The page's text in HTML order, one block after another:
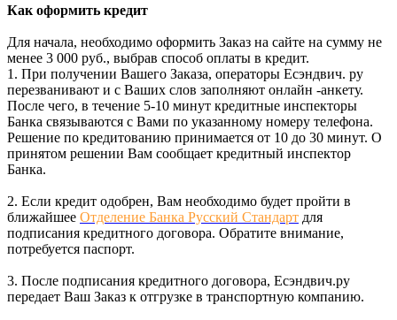
Как оформить кредит
Для начала, необходимо оформить Заказ на сайте на сумму не
менее 3 000 руб., выбрав способ оплаты в кредит.
1. При получении Вашего Заказа, операторы Есэндвич. ру
перезванивают и с Ваших слов заполняют онлайн -анкету.
После чего, в течение 5-10 минут кредитные инспекторы
Банка связываются с Вами по указанному номеру телефона.
Решение по кредитованию принимается от 10 до 30 минут. О
принятом решении Вам сообщает кредитный инспектор
Банка.
2. Если кредит одобрен, Вам необходимо будет пройти в
ближайшее Отделение Банка Русский Стандарт для
подписания кредитного договора. Обратите внимание,
потребуется паспорт.
3. После подписания кредитного договора, Есэндвич.ру
передает Ваш Заказ к отгрузке в транспортную компанию.